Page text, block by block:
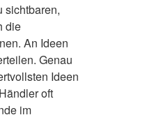
sichtbaren,
die
An Ideen
Genau
Ideen
oft
im